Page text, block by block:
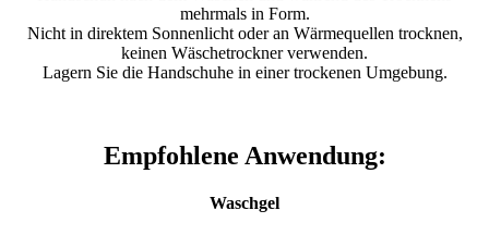
mehrmals in Form.
Nicht in direktem Sonnenlicht oder an Wärmequellen trocknen,
keinen Wäschetrockner verwenden.
Lagern Sie die Handschuhe in einer trockenen Umgebung.
Empfohlene Anwendung:
Waschgel